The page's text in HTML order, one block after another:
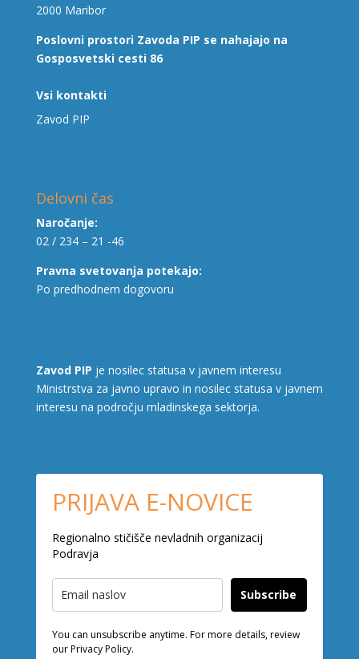
2000 Maribor
Poslovni prostori Zavoda PIP se nahajajo na
Gosposvetski cesti 86
Vsi kontakti
Zavod PIP
Delovni čas
Naročanje:
02 / 234 – 21 -46
Pravna svetovanja potekajo:
Po predhodnem dogovoru
Zavod PIP je nosilec statusa v javnem interesu
Ministrstva za javno upravo in nosilec statusa v javnem
interesu na področju mladinskega sektorja.
PRIJAVA E-NOVICE
Regionalno stičišče nevladnih organizacij
Podravja
Subscribe
You can unsubscribe anytime. For more details, review
our Privacy Policy.